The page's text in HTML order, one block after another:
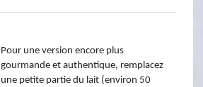
Pour une version encore plus
gourmande et authentique, remplacez
une petite partie du lait (environ 50